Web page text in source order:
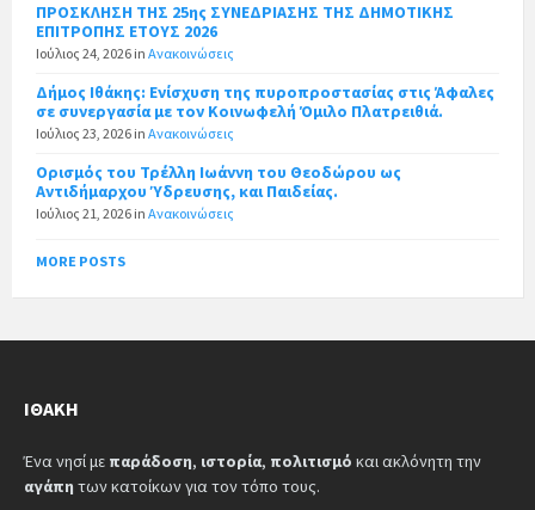
ΠΡΟΣΚΛΗΣΗ ΤΗΣ 25ης ΣΥΝΕΔΡΙΑΣΗΣ ΤΗΣ ΔΗΜΟΤΙΚΗΣ
ΕΠΙΤΡΟΠΗΣ ΕΤΟΥΣ 2026
Ιούλιος 24, 2026 in Ανακοινώσεις
Δήμος Ιθάκης: Ενίσχυση της πυροπροστασίας στις Άφαλες
σε συνεργασία με τον Κοινωφελή Όμιλο Πλατρειθιά.
Ιούλιος 23, 2026 in Ανακοινώσεις
Ορισμός του Τρέλλη Ιωάννη του Θεοδώρου ως
Αντιδήμαρχου Ύδρευσης, και Παιδείας.
Ιούλιος 21, 2026 in Ανακοινώσεις
MORE POSTS
ΙΘΆΚΗ
Ένα νησί με παράδοση, ιστορία, πολιτισμό και ακλόνητη την
αγάπη των κατοίκων για τον τόπο τους.